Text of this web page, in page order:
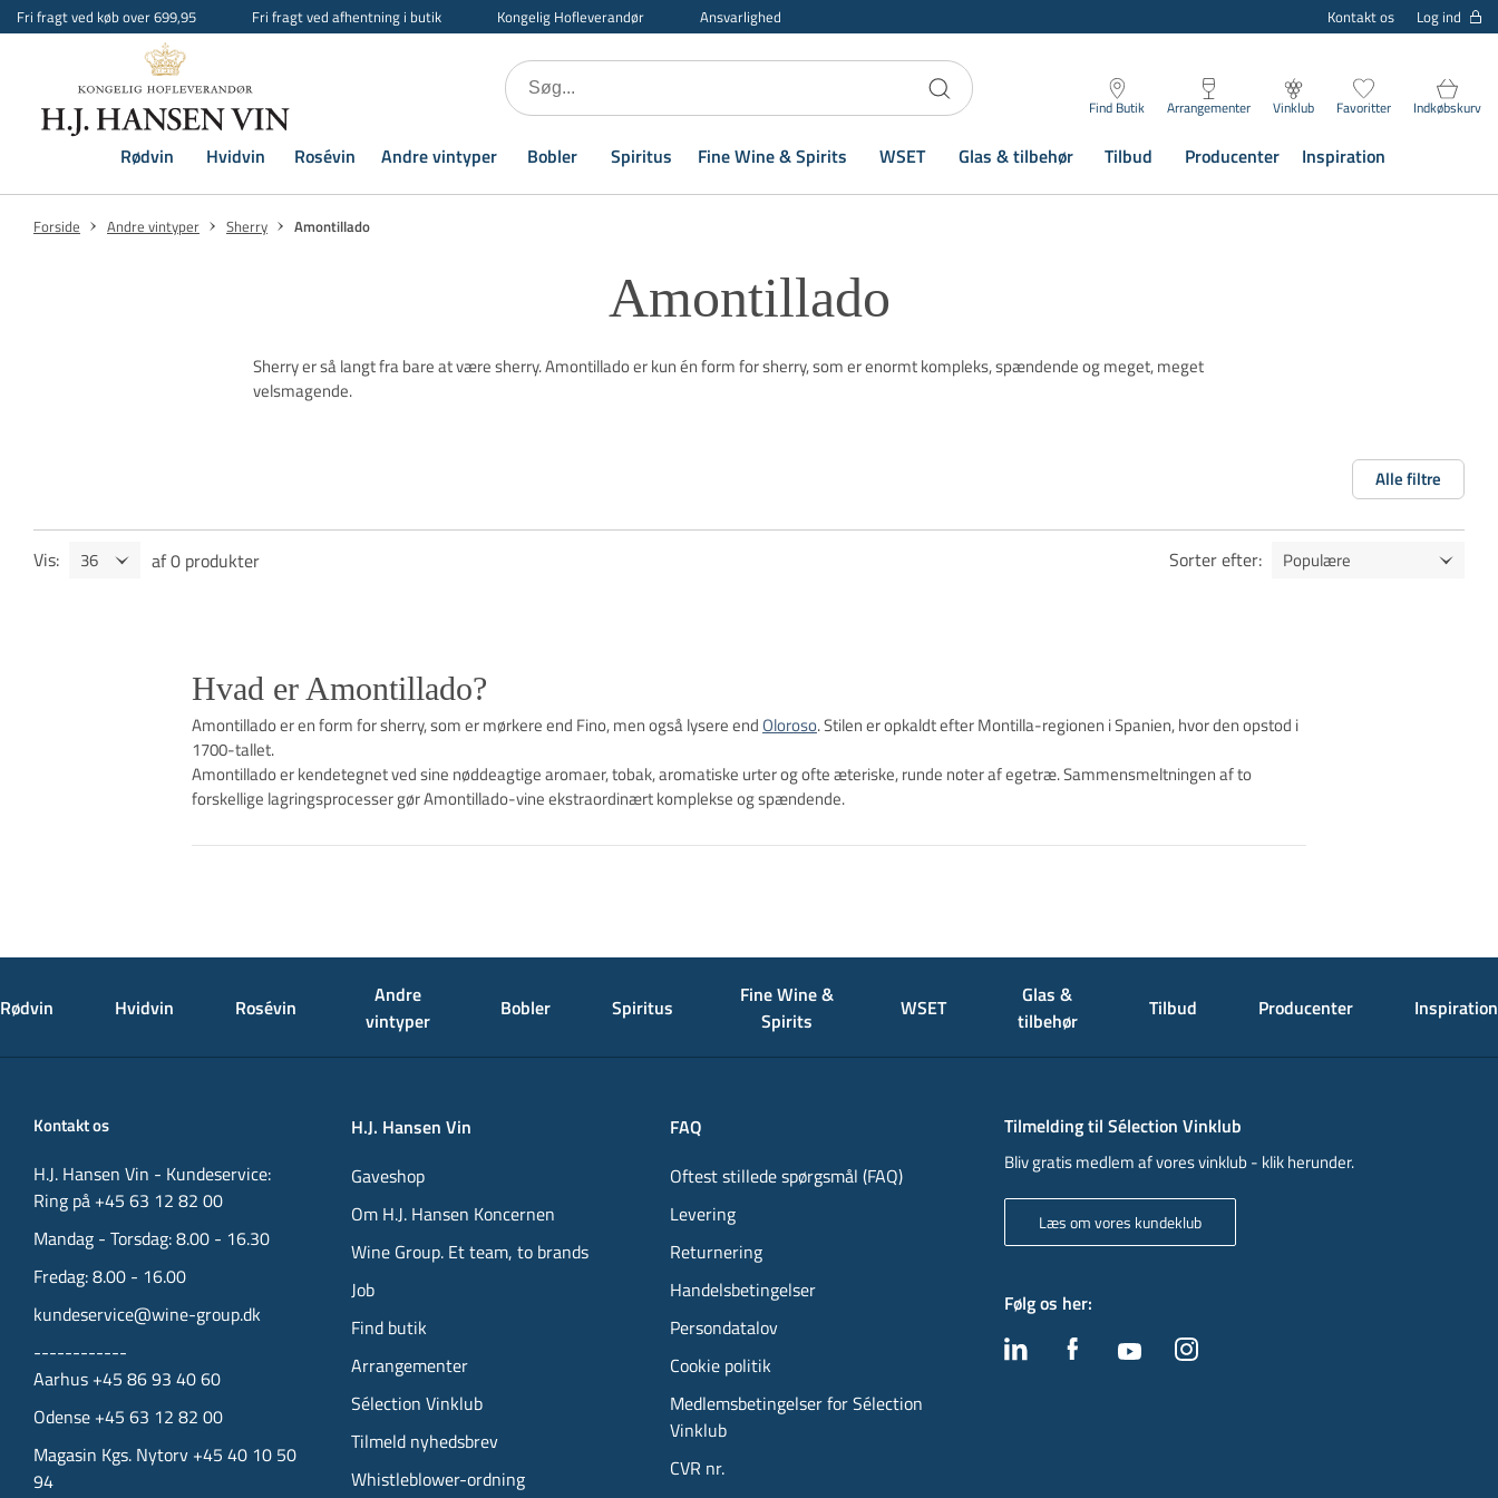
Fri fragt ved køb over 699,95 Fri fragt ved afhentning i butik Kongelig Hofleverandør Ansvarlighed Kontakt os Log ind
Find Butik Arrangementer Vinklub Favoritter Indkøbskurv
Rødvin Hvidvin Rosévin Andre vintyper Bobler Spiritus Fine Wine & Spirits WSET Glas & tilbehør Tilbud Producenter Inspiration
Forside Andre vintyper Sherry Amontillado
Amontillado
Sherry er så langt fra bare at være sherry. Amontillado er kun én form for sherry, som er enormt kompleks, spændende og meget, meget
velsmagende.
Alle filtre
Vis: af0 produkter Sorter efter:
Hvad er Amontillado?
Amontillado er en form for sherry, som er mørkere end Fino, men også lysere endOloroso. Stilen er opkaldt efter Montilla-regionen i Spanien, hvor den opstod i
1700-tallet.
Amontillado er kendetegnet ved sine nøddeagtige aromaer, tobak, aromatiske urter og ofte æteriske, runde noter af egetræ. Sammensmeltningen af to
forskellige lagringsprocesser gør Amontillado-vine ekstraordinært komplekse og spændende.
Rødvin Hvidvin Rosévin
Andre
vintyper
Bobler Spiritus
Fine Wine &
Spirits
WSET
Glas &
tilbehør
Tilbud Producenter Inspiration
Kontakt os
H.J. Hansen Vin - Kundeservice:
Ring på +45 63 12 82 00
Mandag - Torsdag: 8.00 - 16.30
Fredag: 8.00 - 16.00
kundeservice@wine-group.dk
------------
Aarhus +45 86 93 40 60
Odense +45 63 12 82 00
Magasin Kgs. Nytorv +45 40 10 50
94
H.J. Hansen Vin
Gaveshop
Om H.J. Hansen Koncernen
Wine Group. Et team, to brands
Job
Find butik
Arrangementer
Sélection Vinklub
Tilmeld nyhedsbrev
Whistleblower-ordning
FAQ
Oftest stillede spørgsmål (FAQ)
Levering
Returnering
Handelsbetingelser
Persondatalov
Cookie politik
Medlemsbetingelser for Sélection
Vinklub
CVR nr.
Tilmelding til Sélection Vinklub
Bliv gratis medlem af vores vinklub - klik herunder.
Læs om vores kundeklub
Følg os her: